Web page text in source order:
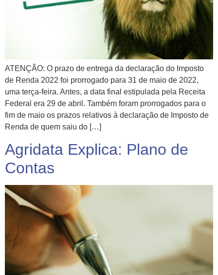
ATENÇÃO: O prazo de entrega da declaração do Imposto
de Renda 2022 foi prorrogado para 31 de maio de 2022,
uma terça-feira. Antes, a data final estipulada pela Receita
Federal era 29 de abril. Também foram prorrogados para o
fim de maio os prazos relativos à declaração de Imposto de
Renda de quem saiu do […]
Agridata Explica: Plano de
Contas